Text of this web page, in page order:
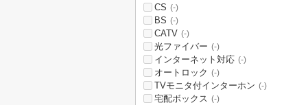
CS (-)
BS (-)
CATV (-)
光ファイバー (-)
インターネット対応 (-)
オートロック (-)
TVモニタ付インターホン (-)
宅配ボックス (-)